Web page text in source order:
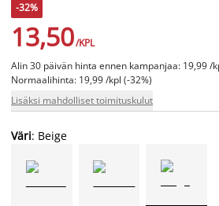
-32%
13,50/KPL
Alin 30 päivän hinta ennen kampanjaa: 19,99 /
Normaalihinta: 19,99 /kpl (-32%)
Lisäksi mahdolliset toimituskulut
Väri: Beige